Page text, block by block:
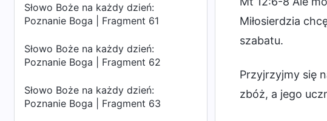
Słowo Boże na każdy dzień:
Poznanie Boga | Fragment 61
Słowo Boże na każdy dzień:
Poznanie Boga | Fragment 62
Słowo Boże na każdy dzień:
Poznanie Boga | Fragment 63
Miłosierdzia
szabatu.
Przyjrzyjmy się
zbóż, a jego